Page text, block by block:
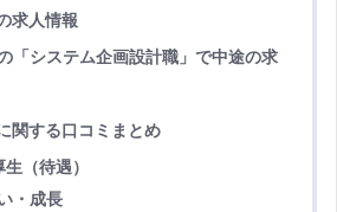
求人情報
「システム企画設計職」で中途の求
関する口コミまとめ
（待遇）
・成長